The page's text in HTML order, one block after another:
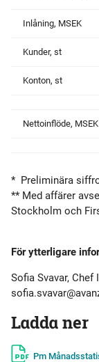
Inlåning, MSEK
Kunder, st
Konton, st
Nettoinflöde, MSEK
* Preliminära
** Med affärer
Stockholm och
För ytterligare
Sofia Svavar, Chef
Ladda ner
Pm